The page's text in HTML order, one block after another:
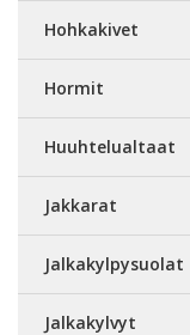
Hohkakivet
Hormit
Huuhtelualtaat
Jakkarat
Jalkakylpysuolat
Jalkakylvyt